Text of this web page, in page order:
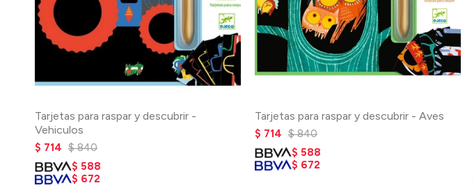
Tarjetas para raspar y descubrir -
Vehiculos
$ 714 $ 840
$ 588
$ 672
Tarjetas para raspar y descubrir - Aves
$ 714 $ 840
$ 588
$ 672